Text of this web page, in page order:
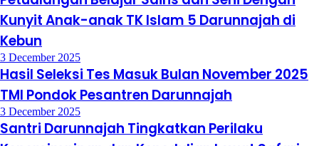
Kunyit Anak-anak TK Islam 5 Darunnajah di
Kebun
3 December 2025
Hasil Seleksi Tes Masuk Bulan November 2025
TMI Pondok Pesantren Darunnajah
3 December 2025
Santri Darunnajah Tingkatkan Perilaku